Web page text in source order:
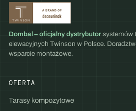
Dombal – oficjalny dystrybutorsystemów
elewacyjnych Twinson w Polsce.
wsparcie montażowe.
OFERTA
Tarasy kompozytowe